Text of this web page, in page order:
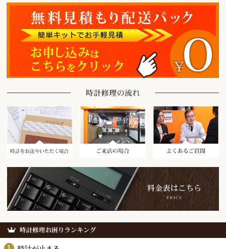
時計をお送りいただく場合ご来店の場合